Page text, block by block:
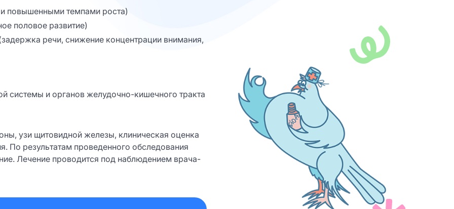
повышенными темпами роста)
половое развитие)
речи, снижение концентрации внимания,
системы и органов желудочно-кишечного тракта
узи щитовидной железы, клиническая оценка
По результатам проведенного обследования
Лечение проводится под наблюдением врача-